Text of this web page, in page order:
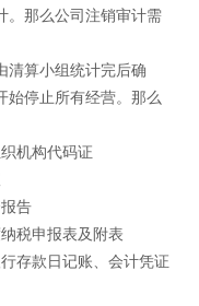
。那么公司注销审计需
算小组统计完后确
始停止所有经营。那么
机构代码证
告
税申报表及附表
存款日记账、会计凭证